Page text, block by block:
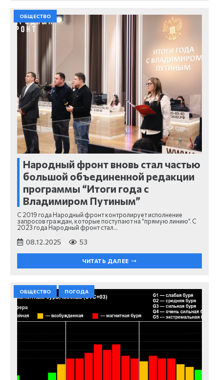
ОБЩЕСТВО
Народный фронт вновь стал частью
большой объединенной редакции
программы “Итоги года с
Владимиром Путиным”
С 2019 года Народный фронт контролирует исполнение
запросов граждан, которые поступают на “прямую линию”. С
2023 года Народный фронт стал…
08.12.2025 53
ЧИТАТЬ ДАЛЕЕ
ОБЩЕСТВО ПОГОДА